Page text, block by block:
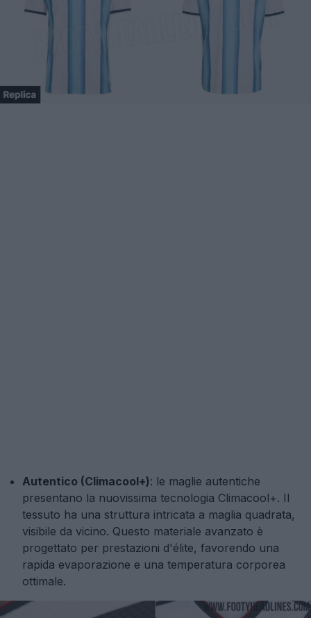
Autentico (Climacool+): le maglie autentiche
presentano la nuovissima tecnologia Climacool+. Il
tessuto ha una struttura intricata a maglia quadrata,
visibile da vicino. Questo materiale avanzato è
progettato per prestazioni d'élite, favorendo una
rapida evaporazione e una temperatura corporea
ottimale.